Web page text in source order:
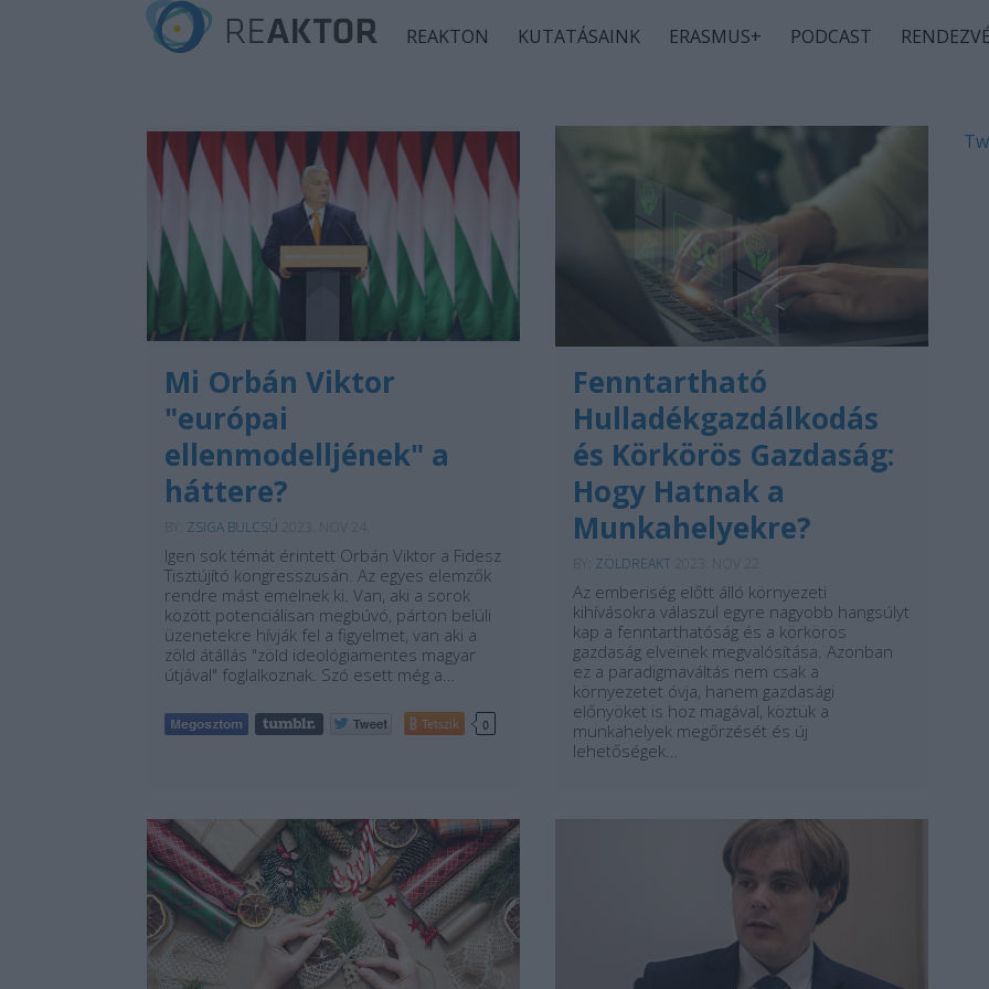
REAKTON KUTATÁSAINK ERASMUS+ PODCAST
Mi Orbán Viktor
"európai
ellenmodelljének" a
háttere?
ZSIGA BULCSÚ
Igen sok témát érintett Orbán Viktor a Fidesz
Tisztújító kongresszusán. Az egyes elemzők
rendre mást emelnek ki. Van, aki a sorok
között potenciálisan megbúvó, párton belüli
üzenetekre hívják fel a figyelmet, van aki a
zöld átállás "zöld ideológiamentes magyar
útjával" foglalkoznak. Szó esett még a…
Tetszik 0
Fenntartható
Hulladékgazdálkodás
és Körkörös Gazdaság:
Hogy Hatnak a
Munkahelyekre?
ZÖLDREAKT
Az emberiség előtt álló környezeti
kihívásokra válaszul egyre nagyobb hangsúlyt
kap a fenntarthatóság és a körkörös
gazdaság elveinek megvalósítása. Azonban
ez a paradigmaváltás nem csak a
környezetet óvja, hanem gazdasági
előnyöket is hoz magával, köztük a
munkahelyek megőrzését és új
lehetőségek…